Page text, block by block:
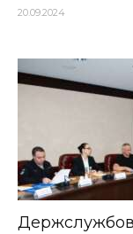
20.09.2024